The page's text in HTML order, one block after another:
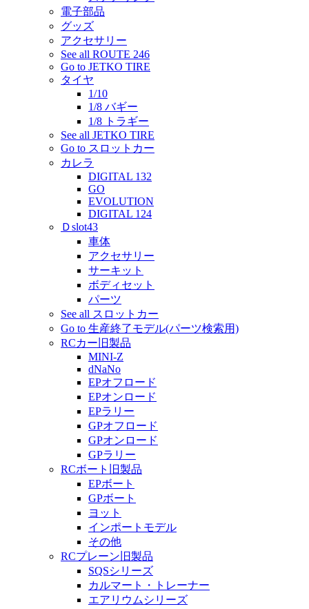
電子部品
グッズ
アクセサリー
See all ROUTE 246
Go to JETKO TIRE
タイヤ
1/10
1/8 バギー
1/8 トラギー
See all JETKO TIRE
Go to スロットカー
カレラ
DIGITAL 132
GO
EVOLUTION
DIGITAL 124
Ｄslot43
車体
アクセサリー
サーキット
ボディセット
パーツ
See all スロットカー
Go to 生産終了モデル(パーツ検索用)
RCカー旧製品
MINI-Z
dNaNo
EPオフロード
EPオンロード
EPラリー
GPオフロード
GPオンロード
GPラリー
RCボート旧製品
EPボート
GPボート
ヨット
インポートモデル
その他
RCプレーン旧製品
SQSシリーズ
カルマート・トレーナー
エアリウムシリーズ